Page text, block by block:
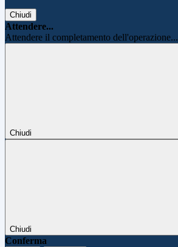
Chiudi
Attendere...
Attendere il completamento dell'operazione...
Chiudi
Chiudi
Conferma